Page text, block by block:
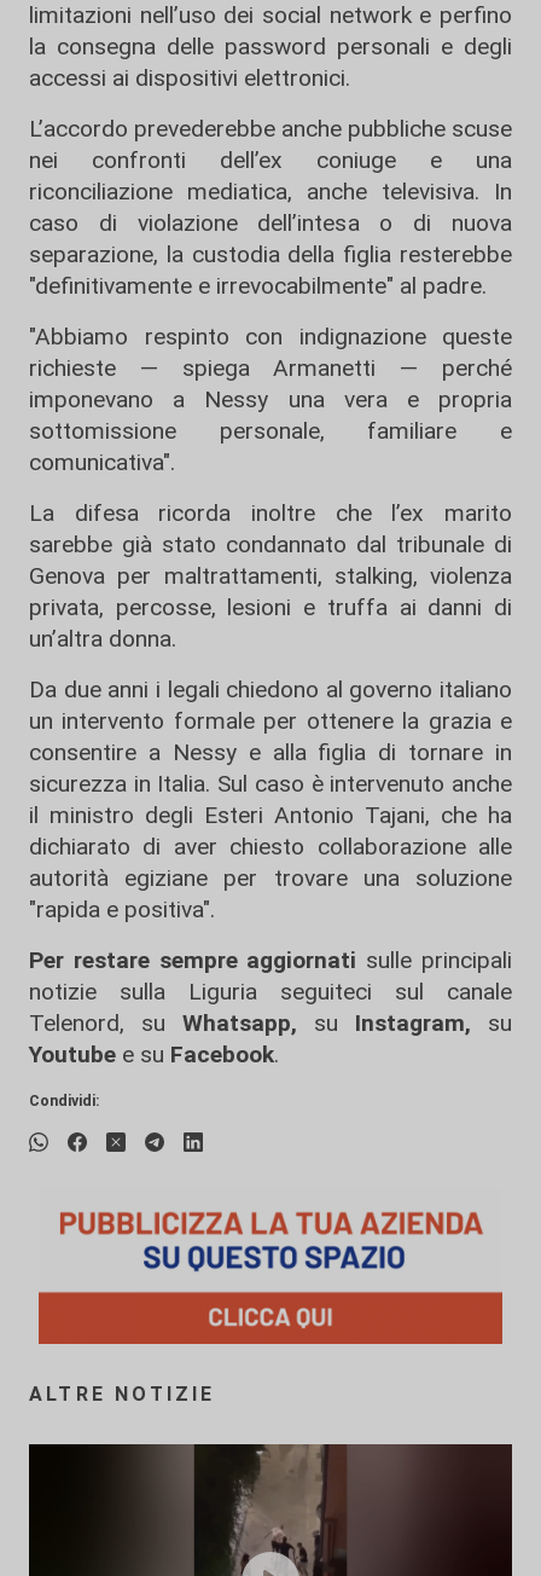
limitazioni nell’uso dei social network e perfino
la consegna delle password personali e degli
accessi ai dispositivi elettronici.
L’accordo prevederebbe anche pubbliche scuse
nei confronti dell’ex coniuge e una
riconciliazione mediatica, anche televisiva. In
caso di violazione dell’intesa o di nuova
separazione, la custodia della figlia resterebbe
"definitivamente e irrevocabilmente" al padre.
"Abbiamo respinto con indignazione queste
richieste — spiega Armanetti — perché
imponevano a Nessy una vera e propria
sottomissione personale, familiare e
comunicativa".
La difesa ricorda inoltre che l’ex marito
sarebbe già stato condannato dal tribunale di
Genova per maltrattamenti, stalking, violenza
privata, percosse, lesioni e truffa ai danni di
un’altra donna.
Da due anni i legali chiedono al governo italiano
un intervento formale per ottenere la grazia e
consentire a Nessy e alla figlia di tornare in
sicurezza in Italia. Sul caso è intervenuto anche
il ministro degli Esteri Antonio Tajani, che ha
dichiarato di aver chiesto collaborazione alle
autorità egiziane per trovare una soluzione
"rapida e positiva".
Per restare sempre aggiornati sulle principali
notizie sulla Liguria seguiteci sul canale
Telenord, su
Whatsapp, su Instagram, su
Youtube e su Facebook.
Condividi:
ALTRE NOTIZIE